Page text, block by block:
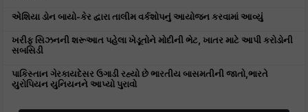
એશિયા ડોન બાયો-કેર દ્વારા તાલીમ વર્કશોપનું આયોજન કરવામાં આવ્યું
ખરીફ સિઝનની શરૂઆત પહેલા ખેડૂતોને મોદીની ભેટ, ખાતર માટે આપી કરોડોની
સબસિડી
પાકિસ્તાન ગેરકાયદેસર ઉગાડી રહ્યો છે ભારતીય બાસમતીની જાતો,ભારતે
યુરોપિયન યુનિયનને આપ્યો પુરાવો